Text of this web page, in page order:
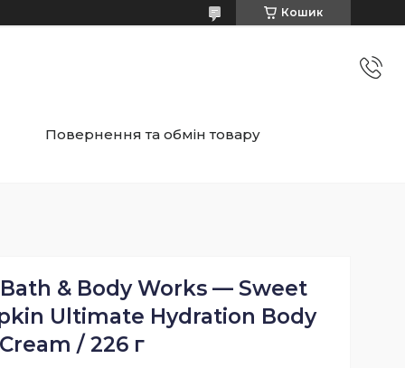
Кошик
Повернення та обмін товару
& Body Works — Sweet
Ultimate Hydration Body
/ 226 г